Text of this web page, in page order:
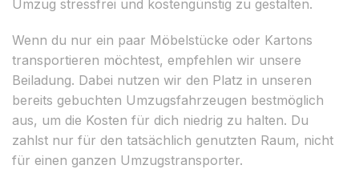
Umzug stressfrei und kostengünstig zu gestalten.
Wenn du nur ein paar Möbelstücke oder Kartons
transportieren möchtest, empfehlen wir unsere
Beiladung. Dabei nutzen wir den Platz in unseren
bereits gebuchten Umzugsfahrzeugen bestmöglich
aus, um die Kosten für dich niedrig zu halten. Du
zahlst nur für den tatsächlich genutzten Raum, nicht
für einen ganzen Umzugstransporter.